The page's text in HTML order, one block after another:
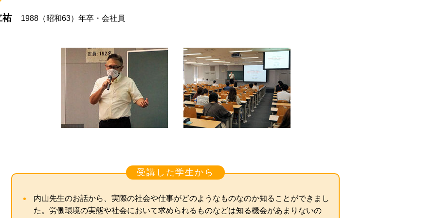
祐 1988（昭和63）年卒・会社員
受講した学生から
内山先生のお話から、実際の社会や仕事がどのようなものなのか知ることができまし
た。労働環境の実態や社会において求められるものなどは知る機会があまりないの